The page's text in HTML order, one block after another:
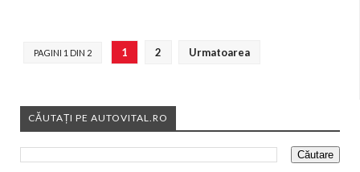
PAGINI 1 DIN 2 1 2 Urmatoarea
CĂUTAȚI PE AUTOVITAL.RO